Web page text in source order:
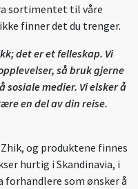
sortimentet til våre
finner det du trenger.
det er et felleskap. Vi
så bruk gjerne
sosiale medier. Vi elsker å
en del av din reise.
og produktene finnes
hurtig i Skandinavia, i
forhandlere som ønsker å